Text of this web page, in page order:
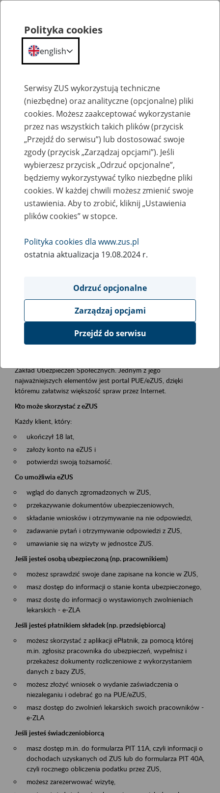
Szkolenia
Zaproś ZUS do siebie - zakładanie profili
eZUS w siedzibie Twojej firmy
Rodzaj wydarzenia
Szkolenia
obsługa klientów
Event description
Platforma Usług Elektronicznych ZUS eZUS
Zakład Ubezpieczeń Społecznych. Jednym z jego
najważniejszych elementów jest portal PUE/eZUS, dzięki
któremu załatwisz większość spraw przez Internet.
Kto może skorzystać z eZUS
Każdy klient, który:
ukończył 18 lat,
założy konto na eZUS i
potwierdzi swoją tożsamość.
Co umożliwia eZUS
wgląd do danych zgromadzonych w ZUS,
przekazywanie dokumentów ubezpieczeniowych,
składanie wniosków i otrzymywanie na nie odpowiedzi,
zadawanie pytań i otrzymywanie odpowiedzi z ZUS,
umawianie się na wizyty w jednostce ZUS.
Jeśli jesteś osobą ubezpieczoną (np. pracownikiem)
możesz sprawdzić swoje dane zapisane na koncie w ZUS,
masz dostęp do informacji o stanie konta ubezpieczonego,
masz dostę do informacji o wystawionych zwolnieniach
lekarskich - e-ZLA
Jeśli jesteś płatnikiem składek (np. przedsiębiorcą)
możesz skorzystać z aplikacji ePłatnik, za pomocą której
m.in. zgłosisz pracownika do ubezpieczeń, wypełnisz i
przekażesz dokumenty rozliczeniowe z wykorzystaniem
danych z bazy ZUS,
możesz złożyć wniosek o wydanie zaświadczenia o
niezaleganiu i odebrać go na PUE/eZUS,
masz dostęp do zwolnień lekarskich swoich pracowników -
e-ZLA
Jeśli jesteś świadczeniobiorcą
masz dostęp m.in. do formularza PIT 11A, czyli informacji o
dochodach uzyskanych od ZUS lub do formularza PIT 40A,
czyli rocznego obliczenia podatku przez ZUS,
możesz zarezerwować wizytę,
Polityka cookies
english
Serwisy ZUS wykorzystują techniczne
(niezbędne) oraz analityczne (opcjonalne) pliki
cookies. Możesz zaakceptować wykorzystanie
przez nas wszystkich takich plików (przycisk
„Przejdź do serwisu”) lub dostosować swoje
zgody (przycisk „Zarządzaj opcjami”). Jeśli
wybierzesz przycisk „Odrzuć opcjonalne”,
będziemy wykorzystywać tylko niezbędne pliki
cookies. W każdej chwili możesz zmienić swoje
ustawienia. Aby to zrobić, kliknij „Ustawienia
plików cookies” w stopce.
Polityka cookies dla www.zus.pl
ostatnia aktualizacja 19.08.2024 r.
Odrzuć opcjonalne
Zarządzaj opcjami
Przejdź do serwisu